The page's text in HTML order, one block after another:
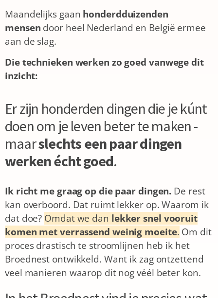
Maandelijks gaan honderdduizenden
mensen door heel Nederland en België ermee
aan de slag.
Die technieken werken zo goed vanwege dit
inzicht:
Er zijn honderden dingen die je kúnt
doen om je leven beter te maken -
maarslechts een paar dingen
werken écht goed.
Ik richt me graag op die paar dingen. De rest
kan overboord. Dat ruimt lekker op.Waarom ik
dat doe? Omdat we dan lekker snel vooruit
komen met verrassend weinig moeite. Om dit
proces drastisch te stroomlijnen heb ik het
Broednest ontwikkeld. Want ik zag ontzettend
veel manieren waarop dit nog véél beter kon.